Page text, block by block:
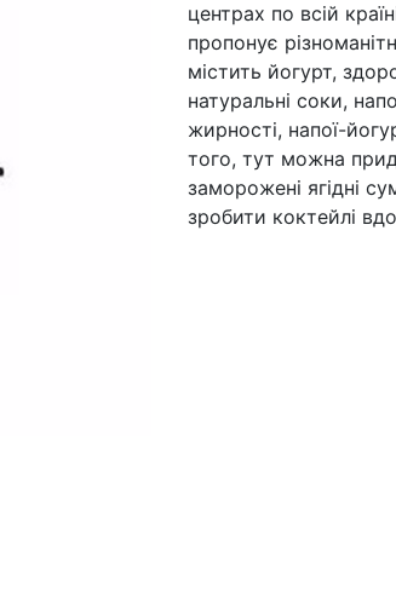
центрах по всій
пропонує
містить йогурт,
натуральні соки,
жирності, напої-
того, тут можна
заморожені ягідні
зробити коктейлі